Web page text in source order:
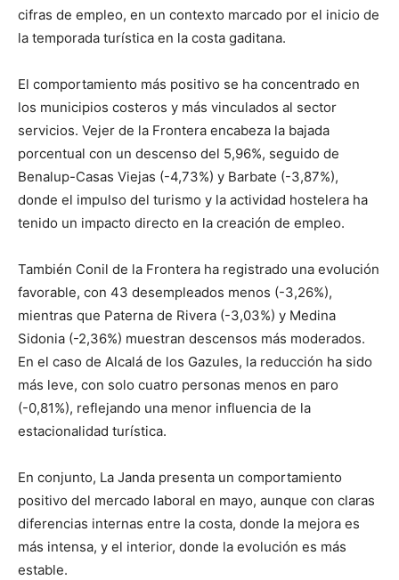
cifras de empleo, en un contexto marcado por el inicio de
la temporada turística en la costa gaditana.
El comportamiento más positivo se ha concentrado en
los municipios costeros y más vinculados al sector
servicios. Vejer de la Frontera encabeza la bajada
porcentual con un descenso del 5,96%, seguido de
Benalup-Casas Viejas (-4,73%) y Barbate (-3,87%),
donde el impulso del turismo y la actividad hostelera ha
tenido un impacto directo en la creación de empleo.
También Conil de la Frontera ha registrado una evolución
favorable, con 43 desempleados menos (-3,26%),
mientras que Paterna de Rivera (-3,03%) y Medina
Sidonia (-2,36%) muestran descensos más moderados.
En el caso de Alcalá de los Gazules, la reducción ha sido
más leve, con solo cuatro personas menos en paro
(-0,81%), reflejando una menor influencia de la
estacionalidad turística.
En conjunto, La Janda presenta un comportamiento
positivo del mercado laboral en mayo, aunque con claras
diferencias internas entre la costa, donde la mejora es
más intensa, y el interior, donde la evolución es más
estable.